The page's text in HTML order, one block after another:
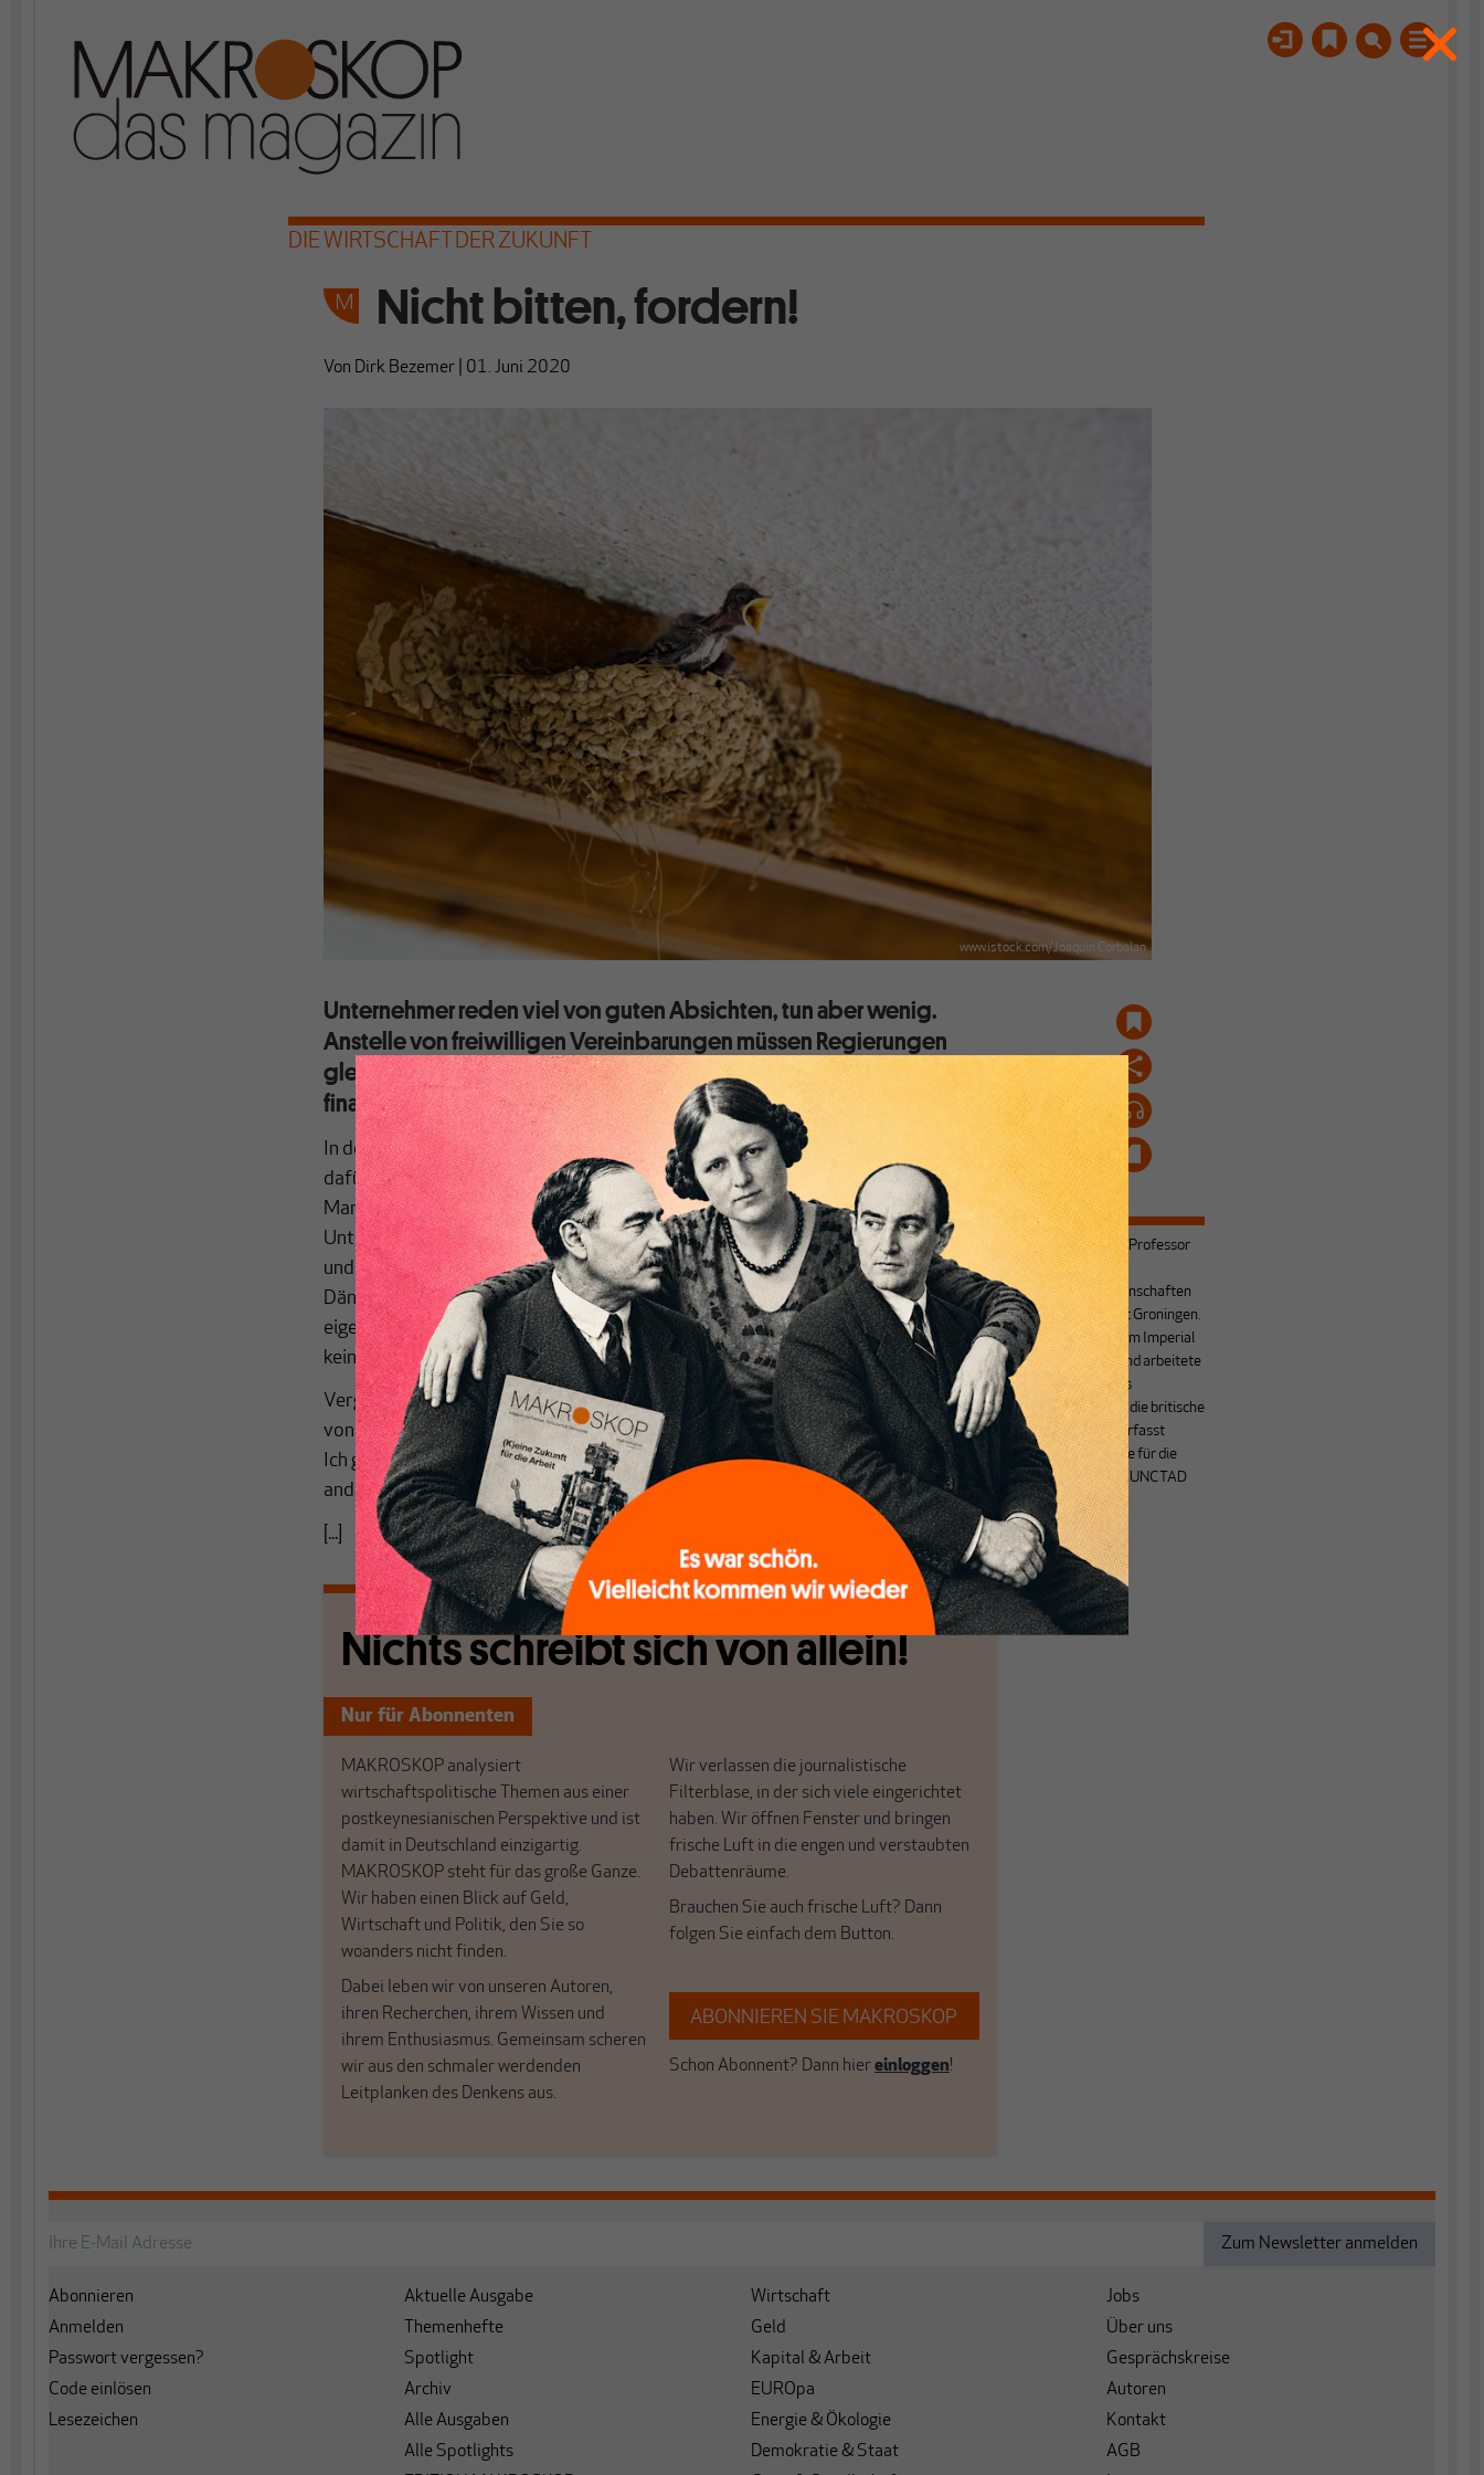
DIE WIRTSCHAFT DER ZUKUNFT
Nicht bitten, fordern!
Von Dirk Bezemer 01. Juni 2020
www.istock.com/Joaquin Corbalan
Unternehmer reden viel von guten Absichten, tun aber wenig.
Anstelle von freiwilligen Vereinbarungen müssen Regierungen
gleiche Wettbewerbsbedingungen mit Verpflichtungen und
finanziellen Sanktionen für alle schaffen.
In der niederländischen Wirtschaft wütet eine heftige Kontroverse. Der Grund
dafür ist ein offener Brief in der Zeitschrift de Volkskrant von Ewald Engelen,
Marcia Luyten und Jeroen Smit. Darin wird gefordert, dass die staatliche
Unterstützung für große börsennotierte Unternehmen, die nicht sozial gerecht
und nachhaltig wirtschaften, ein Darlehen und kein Geschenk sein sollte. In
Dänemark ist dies bereits der Fall: Unternehmen, die jetzt Dividenden zahlen,
eigene Aktien zurückkaufen oder an einem Steuerparadies registriert sind, haben
keinerlei Anspruch auf staatliche Unterstützung.
Verglichen damit ist der Vorschlag der Autoren immer noch bescheiden. Tausende
von Menschen unterzeichneten den Brief und die entsprechende Online-Petition.
Ich gehörte auch zu den Unterzeichnern. Bemerkenswert ist, dass es nur wenige
andere Makroökonomen unter ihnen sind.
[...]
Nichts schreibt sich von allein!
Nur für Abonnenten
MAKROSKOP analysiert
wirtschaftspolitische Themen aus einer
postkeynesianischen Perspektive und ist
damit in Deutschland einzigartig.
MAKROSKOP steht für das große Ganze.
Wir haben einen Blick auf Geld,
Wirtschaft und Politik, den Sie so
woanders nicht finden.
Dabei leben wir von unseren Autoren,
ihren Recherchen, ihrem Wissen und
ihrem Enthusiasmus. Gemeinsam scheren
wir aus den schmaler werdenden
Leitplanken des Denkens aus.
Wir verlassen die journalistische
Filterblase, in der sich viele eingerichtet
haben. Wir öffnen Fenster und bringen
frische Luft in die engen und verstaubten
Debattenräume.
Brauchen Sie auch frische Luft? Dann
folgen Sie einfach dem Button.
ABONNIEREN SIE MAKROSKOP
Schon Abonnent? Dann hiereinloggen!
Dirk Bezemerist Professor
für
Wirtschaftswissenschaften
an der Universität Groningen.
Er war Forscher am Imperial
College London und arbeitete
unter anderem als
Politikberater für die britische
Regierung und verfasst
politische Berichte für die
OECD, Weltbank, UNCTAD
und das UNDP.
Abonnieren
Anmelden
Passwort vergessen?
Code einlösen
Lesezeichen
Aktuelle Ausgabe
Themenhefte
Spotlight
Archiv
Alle Ausgaben
Alle Spotlights
Wirtschaft
Geld
Kapital & Arbeit
EUROpa
Energie & Ökologie
Demokratie & Staat
Jobs
Über uns
Gesprächskreise
Autoren
Kontakt
AGB